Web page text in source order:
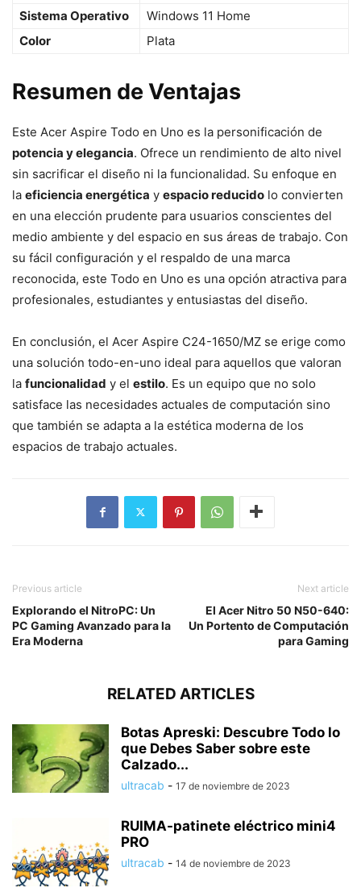
Sistema Operativo
Windows 11 Home
Color
Plata
Resumen de Ventajas
Este Acer Aspire Todo en Uno es la personificación de
potencia y elegancia. Ofrece un rendimiento de alto nivel
sin sacrificar el diseño ni la funcionalidad. Su enfoque en
la eficiencia energética y espacio reducido lo convierten
en una elección prudente para usuarios conscientes del
medio ambiente y del espacio en sus áreas de trabajo. Con
su fácil configuración y el respaldo de una marca
reconocida, este Todo en Uno es una opción atractiva para
profesionales, estudiantes y entusiastas del diseño.
En conclusión, el Acer Aspire C24-1650/MZ se erige como
una solución todo-en-uno ideal para aquellos que valoran
la funcionalidad y el estilo. Es un equipo que no solo
satisface las necesidades actuales de computación sino
que también se adapta a la estética moderna de los
espacios de trabajo actuales.
Previous article
Explorando el NitroPC: Un
PC Gaming Avanzado para la
Era Moderna
Next article
El Acer Nitro 50 N50-640:
Un Portento de Computación
para Gaming
RELATED ARTICLES
Botas Apreski: Descubre Todo lo
que Debes Saber sobre este
Calzado...
ultracab - 17 de noviembre de 2023
RUIMA-patinete eléctrico mini4
PRO
ultracab - 14 de noviembre de 2023